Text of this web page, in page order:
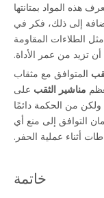
هذه المواد بمتانتها
إلى ذلك، فكر في
الطلاءات المقاومة
أن تزيد من عمر الأداة.
المتوافق مع مثقاب
مناشير الثقب على
من الحكمة دائمًا
التوافق إلى منع أي
أثناء عملية الحفر.
خاتمة